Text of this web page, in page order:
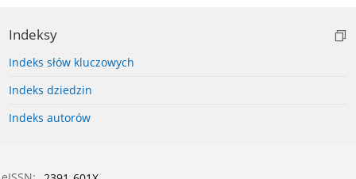
Indeksy
Indeks słów kluczowych
Indeks dziedzin
Indeks autorów